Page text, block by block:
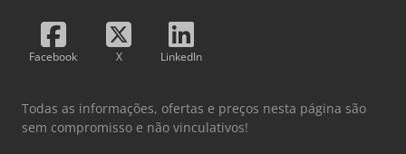
Facebook X LinkedIn
Todas as informações, ofertas e preços nesta página são
sem compromisso e não vinculativos!